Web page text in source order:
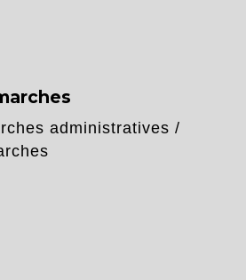
administratives /